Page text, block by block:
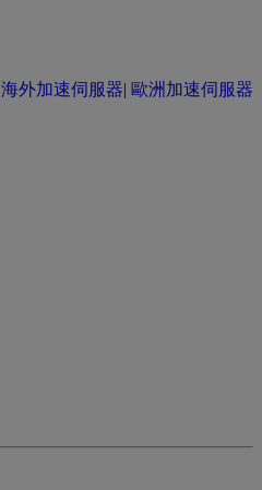
海外加速伺服器| 歐洲加速伺服器